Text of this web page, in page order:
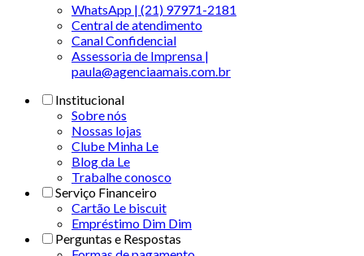
WhatsApp | (21) 97971-2181
Central de atendimento
Canal Confidencial
Assessoria de Imprensa |
paula@agenciaamais.com.br
Institucional
Sobre nós
Nossas lojas
Clube Minha Le
Blog da Le
Trabalhe conosco
Serviço Financeiro
Cartão Le biscuit
Empréstimo Dim Dim
Perguntas e Respostas